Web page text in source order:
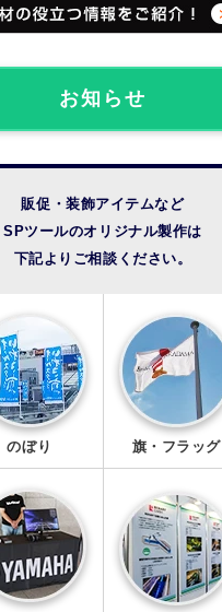
・クラブ事例
イブ観戦事例
泉・宿泊施設
の他の事例
フロアマット
椅子カバー
のれん
法被・半纏
風呂敷
手ぬぐい
トートバッグ
幕・シート
タペストリー
お知らせ
販促・装飾アイテムなど
SPツールのオリジナル製作は
下記よりご相談ください。
のぼり 旗・フラッグ